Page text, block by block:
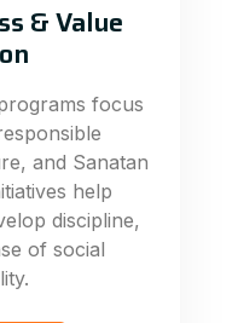
& Value
focus
and Sanatan
help
discipline,
of social